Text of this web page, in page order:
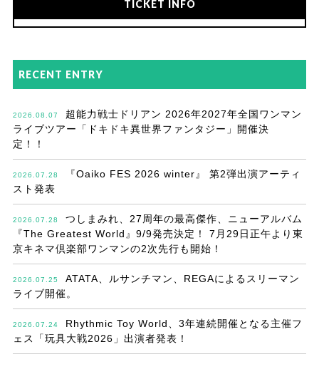
TICKET INFO
RECENT ENTRY
2026.08.07
超能力戦士ドリアン 2026年2027年全国ワンマン
ライブツアー「ドキドキ異世界ファンタジー」開催決
定！！
2026.07.28
『Oaiko FES 2026 winter』 第2弾出演アーティ
スト発表
2026.07.28
つしまみれ、27周年の最高傑作、ニューアルバム
『The Greatest World』9/9発売決定！ 7月29日正午より東
京キネマ倶楽部ワンマンの2次先行も開始！
2026.07.25
ATATA、ルサンチマン、REGAによるスリーマン
ライブ開催。
2026.07.24
Rhythmic Toy World、3年連続開催となる主催フ
ェス「玩具大戦2026」出演者発表！